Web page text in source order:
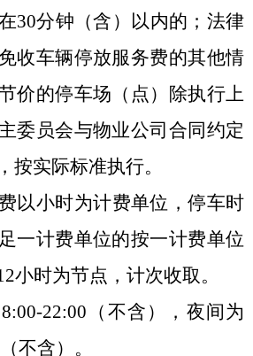
30分钟（含）以内的； 法律
收车辆停放服务费的其他情
价的停车场（点）除执行上
委员会与物业公司合同约定
按实际标准执行。
以小时为计费单位，停车时
一计费单位的按一计费单位
小时为节点，计次收取。
8:00-22:00（不含），夜间为
不含）。